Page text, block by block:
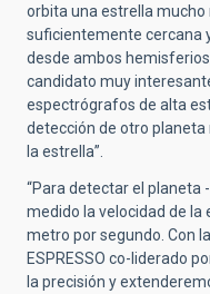
orbita una estrella mucho
suficientemente cercana
desde ambos
candidato muy
espectrógrafos de alta
detección de otro planeta
la estrella”.
“Para detectar el planeta
medido la velocidad de la
metro por segundo. Con
ESPRESSO co-liderado
la precisión y